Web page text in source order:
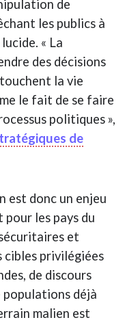
de
les publics à
« La
des décisions
la vie
le fait de se faire
politiques »,
de
est donc un enjeu
les pays du
et
cibles privilégiées
de discours
populations déjà
malien est